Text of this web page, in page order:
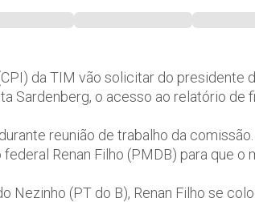
da TIM vão solicitar do presidente
Sardenberg, o acesso ao relatório de
reunião de trabalho da comissão.
Renan Filho (PMDB) para que o
Nezinho (PT do B), Renan Filho se